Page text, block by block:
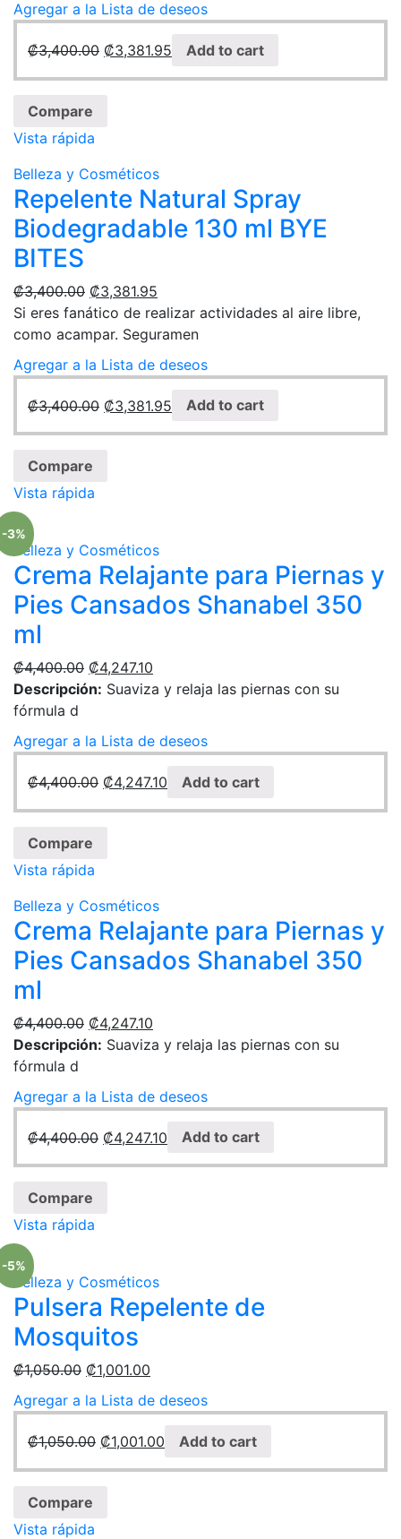
Agregar a la Lista de deseos
₡3,400.00 ₡3,381.95 Add to cart
Compare
Vista rápida
Belleza y Cosméticos
Repelente Natural Spray
Biodegradable 130 ml BYE
BITES
₡3,400.00 ₡3,381.95
Si eres fanático de realizar actividades al aire libre,
como acampar. Seguramen
Agregar a la Lista de deseos
₡3,400.00 ₡3,381.95 Add to cart
Compare
Vista rápida
-3%
Belleza y Cosméticos
Crema Relajante para Piernas y
Pies Cansados Shanabel 350
ml
₡4,400.00 ₡4,247.10
Descripción: Suaviza y relaja las piernas con su
fórmula d
Agregar a la Lista de deseos
₡4,400.00 ₡4,247.10 Add to cart
Compare
Vista rápida
Belleza y Cosméticos
Crema Relajante para Piernas y
Pies Cansados Shanabel 350
ml
₡4,400.00 ₡4,247.10
Descripción: Suaviza y relaja las piernas con su
fórmula d
Agregar a la Lista de deseos
₡4,400.00 ₡4,247.10 Add to cart
Compare
Vista rápida
-5%
Belleza y Cosméticos
Pulsera Repelente de
Mosquitos
₡1,050.00 ₡1,001.00
Agregar a la Lista de deseos
₡1,050.00 ₡1,001.00 Add to cart
Compare
Vista rápida